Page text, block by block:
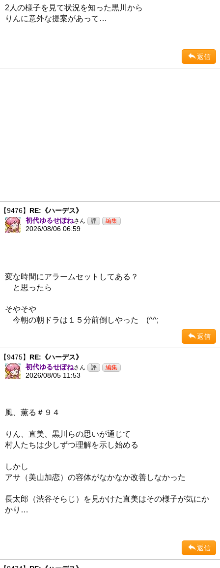
2人の様子を見て状況を知った黒川から
りんに意外な提案があって…
返信
【9476】 RE:《ハーデス》
初代ゆるせぽねさん
2026/08/06 06:59
変な時間にアラームセットしてある？
と思ったら
そやそや
今朝の朝ドラは１５分前倒しやった (^^;
返信
【9475】 RE:《ハーデス》
初代ゆるせぽねさん
2026/08/05 11:53
風、薫る＃９４
りん、直美、黒川らの思いが通じて
村人たちは少しずつ理解を示し始める
しかし
アサ（美山加恋）の容体がなかなか改善しなかった
長太郎（渋谷そらじ）を見かけた直美はその様子が気にか
かり…
返信